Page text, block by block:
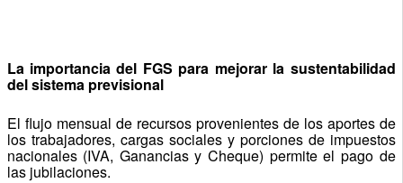
La importancia del FGS para mejorar la sustentabilidad
del sistema previsional
El flujo mensual de recursos provenientes de los aportes de
los trabajadores, cargas sociales y porciones de impuestos
nacionales (IVA, Ganancias y Cheque) permite el pago de
las jubilaciones.